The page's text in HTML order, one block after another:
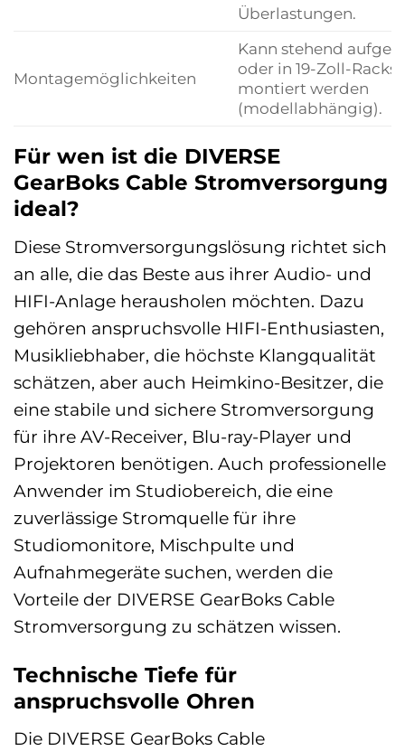
Überlastungen.
Montagemöglichkeiten
Kann stehend
oder in 19-Zoll-Racks
montiert werden
(modellabhängig).
Für wen ist die DIVERSE
GearBoks Cable Stromversorgung
ideal?
Diese Stromversorgungslösung richtet sich
an alle, die das Beste aus ihrer Audio- und
HIFI-Anlage herausholen möchten. Dazu
gehören anspruchsvolle HIFI-Enthusiasten,
Musikliebhaber, die höchste Klangqualität
schätzen, aber auch Heimkino-Besitzer, die
eine stabile und sichere Stromversorgung
für ihre AV-Receiver, Blu-ray-Player und
Projektoren benötigen. Auch professionelle
Anwender im Studiobereich, die eine
zuverlässige Stromquelle für ihre
Studiomonitore, Mischpulte und
Aufnahmegeräte suchen, werden die
Vorteile der DIVERSE GearBoks Cable
Stromversorgung zu schätzen wissen.
Technische Tiefe für
anspruchsvolle Ohren
Die DIVERSE GearBoks Cable